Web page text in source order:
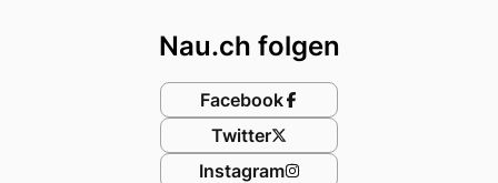
Nau.ch folgen
Facebook
Twitter
Instagram